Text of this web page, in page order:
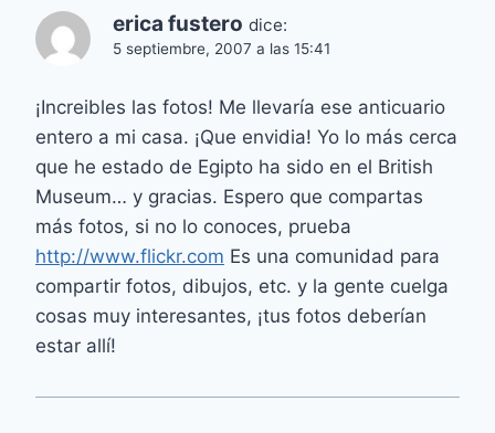
erica fustero dice:
5 septiembre, 2007 a las 15:41
¡Increibles las fotos! Me llevaría ese anticuario
entero a mi casa. ¡Que envidia! Yo lo más cerca
que he estado de Egipto ha sido en el British
Museum… y gracias. Espero que compartas
más fotos, si no lo conoces, prueba
http://www.flickr.com Es una comunidad para
compartir fotos, dibujos, etc. y la gente cuelga
cosas muy interesantes, ¡tus fotos deberían
estar allí!